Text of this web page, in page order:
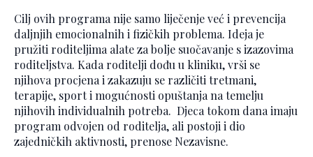
Cilj ovih programa nije samo liječenje već i prevencija
daljnjih emocionalnih i fizičkih problema. Ideja je
pružiti roditeljima alate za bolje suočavanje s izazovima
roditeljstva. Kada roditelji dođu u kliniku, vrši se
njihova procjena i zakazuju se različiti tretmani,
terapije, sport i mogućnosti opuštanja na temelju
njihovih individualnih potreba. Djeca tokom dana imaju
program odvojen od roditelja, ali postoji i dio
zajedničkih aktivnosti, prenose Nezavisne.